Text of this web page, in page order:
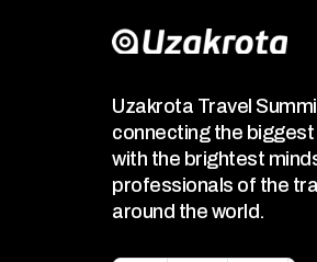
Uzakrota Travel
connecting the
with the brightest
professionals of the
around the world.